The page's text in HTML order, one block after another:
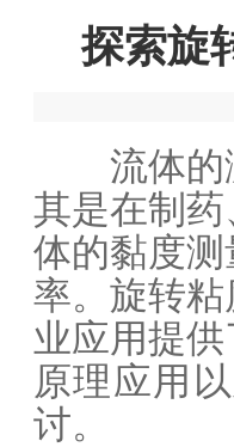
探索旋
流体的测
其是在制
体的黏度
率。旋转
业应用提
原理应用
讨。